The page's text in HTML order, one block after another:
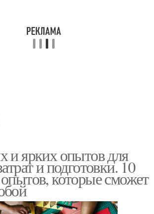
и ярких опытов для
и подготовки. 10
которые сможет